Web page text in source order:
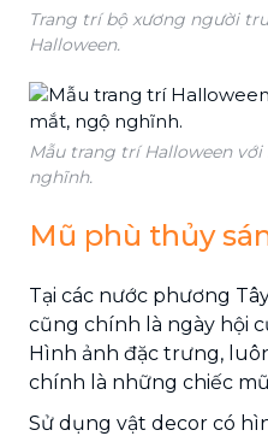
Trang trí bộ xương người
Halloween.
Mẫu trang trí Halloween
nghĩnh.
Mũ phù thủy
Tại các nước phương
cũng chính là ngày hội
Hình ảnh đặc trưng,
chính là những chiếc
Sử dụng vật decor có